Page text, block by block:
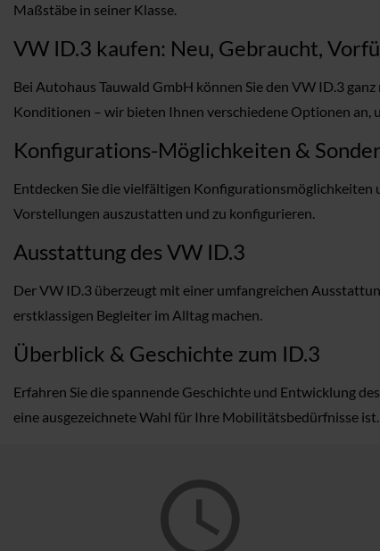
Maßstäbe in seiner Klasse.
VW ID.3 kaufen: Neu, Gebraucht,
Bei Autohaus Tauwald GmbH können Sie den VW ID.3
Konditionen – wir bieten Ihnen verschiedene Optionen an,
Konfigurations-Möglichkeiten &
Entdecken Sie die vielfältigen Konfigurationsmöglichkeiten
Vorstellungen auszustatten und zu konfigurieren.
Ausstattung des VW ID.3
Der VW ID.3 überzeugt mit einer umfangreichen
erstklassigen Begleiter im Alltag machen.
Überblick & Geschichte zum ID.3
Erfahren Sie die spannende Geschichte und Entwicklung
eine ausgezeichnete Wahl für Ihre Mobilitätsbedürfnisse ist.